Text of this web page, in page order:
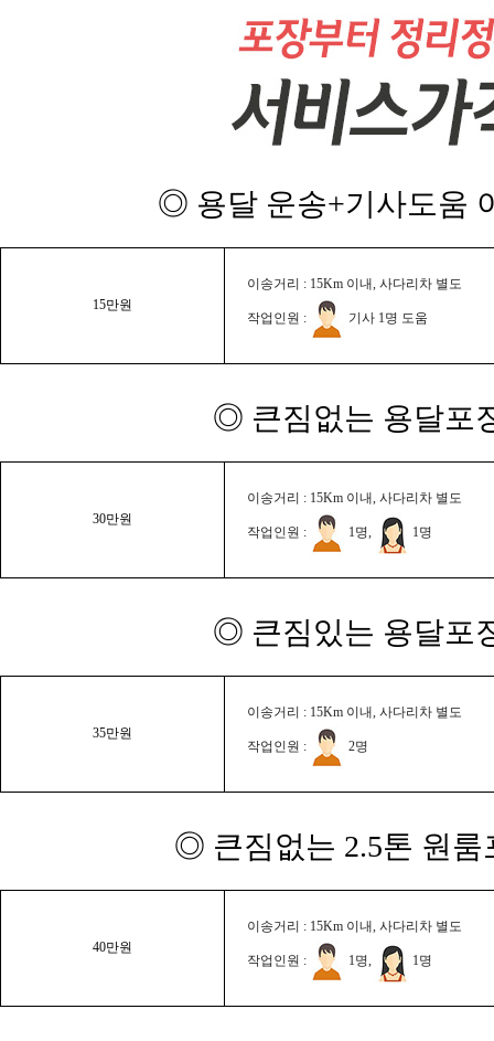
◎ 용달 운송+기사도움
15만원
이송거리 : 15Km 이내, 사다리차 별도
작업인원 : 기사 1명 도움
◎ 큰짐없는 용달포
30만원
이송거리 : 15Km 이내, 사다리차 별도
작업인원 : 1명, 1명
◎ 큰짐있는 용달포
35만원
이송거리 : 15Km 이내, 사다리차 별도
작업인원 : 2명
◎ 큰짐없는 2.5톤 원룸
40만원
이송거리 : 15Km 이내, 사다리차 별도
작업인원 : 1명, 1명